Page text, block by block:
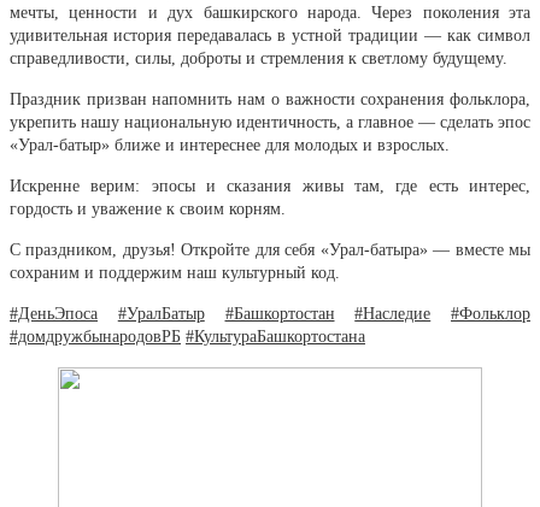
мечты, ценности и дух башкирского народа. Через поколения эта
удивительная история передавалась в устной традиции — как символ
справедливости, силы, доброты и стремления к светлому будущему.
Праздник призван напомнить нам о важности сохранения фольклора,
укрепить нашу национальную идентичность, а главное — сделать эпос
«Урал-батыр» ближе и интереснее для молодых и взрослых.
Искренне верим: эпосы и сказания живы там, где есть интерес,
гордость и уважение к своим корням.
С праздником, друзья! Откройте для себя «Урал-батыра» — вместе мы
сохраним и поддержим наш культурный код.
#ДеньЭпоса #УралБатыр #Башкортостан #Наследие
#Фольклор
#домдружбынародовРБ #КультураБашкортостана